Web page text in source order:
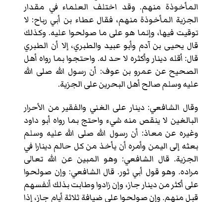
المأخوذة منهم. وقد اختلف العلماء في مقدار
الجزية المأخوذة منهم، فقال عطاء بن أبي رباح: لا
توقيت فيها، وإنما هو على ما صولحوا عليه. وكذلك
قال يحيى بن آدم وأبو عبيد والطبري، إلا أن الطبري
قال: أقله دينار وأكثره لا حد له. واحتجوا بما رواه أهل
الصحيح عن عمرو بن عوف: أن رسول الله صلى الله
عليه وسلم صالح أهل البحرين على الجزية.
وقال الشافعي: دينار على الغني والفقير من الأحرار
البالغين لا ينقص منه شيء واحتج بما رواه أبو داود
وغيره عن معاذ: أن رسول الله صلى الله عليه وسلم
بعثه إلى اليمن وأمره أن يأخذ من كل حالم دينارا في
الجزية. قال الشافعي: وهو المبين عن الله تعالى
مراده. وهو قول أبي ثور. قال الشافعي: وإن صولحوا
على أكثر من دينار جاز، وإن زادوا وطابت بذلك أنفسهم
قبل منهم. وإن صولحوا على ضيافة ثلاثة أيام جاز، إذا